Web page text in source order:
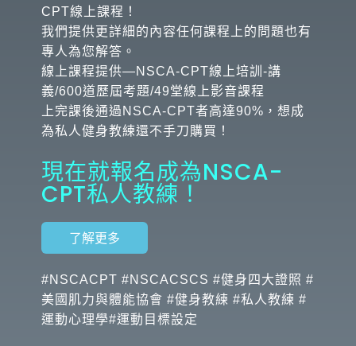
CPT線上課程！
我們提供更詳細的內容任何課程上的問題也有
專人為您解答。
線上課程提供—NSCA-CPT線上培訓-講
義/600道歷屆考題/49堂線上影音課程
上完課後通過NSCA-CPT者高達90%，想成
為私人健身教練還不手刀購買！
現在就報名成為NSCA-
CPT私人教練！
了解更多
#NSCACPT #NSCACSCS #健身四大證照 #
美國肌力與體能協會 #健身教練 #私人教練 #
運動心理學#運動目標設定